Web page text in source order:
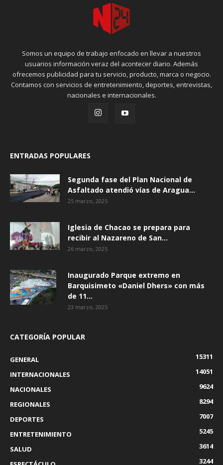
Somos un equipo de trabajo enfocado en llevar a nuestros
usuarios información veraz del acontecer diario. Además
ofrecemos publicidad para tu servicio, producto, marca o negocio.
Contamos con servicios de entretenimiento, deportes, entrevistas,
nacionales e internacionales.
ENTRADAS POPULARES
Segunda fase del Plan Nacional de
Asfaltado atendió vías de Aragua...
25 marzo, 2025
Iglesia de Chacao se prepara para
recibir al Nazareno de San...
26 marzo, 2025
Inaugurado Parque extremo en
Barquisimeto «Daniel Dhers» con más
de 11...
23 marzo, 2025
CATEGORÍA POPULAR
GENERAL
15311
INTERNACIONALES
14051
NACIONALES
9624
REGIONALES
8294
DEPORTES
7007
ENTRETENIMIENTO
5245
SALUD
3614
3244